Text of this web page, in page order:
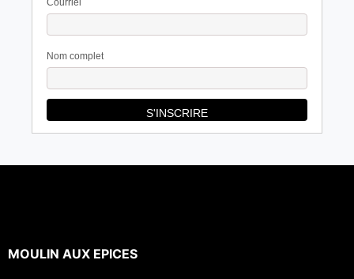
Nom complet
MOULIN AUX EPICES